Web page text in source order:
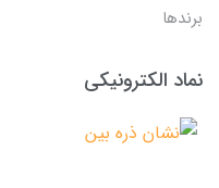
برندها
نماد الکترونیکی